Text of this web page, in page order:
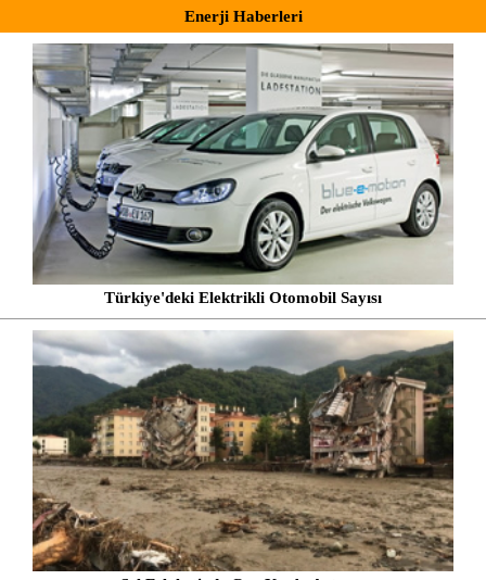
Enerji Haberleri
Türkiye'deki Elektrikli Otomobil Sayısı